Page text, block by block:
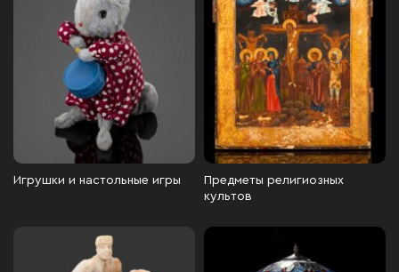
Игрушки и настольные игры
Предметы религиозных
культов